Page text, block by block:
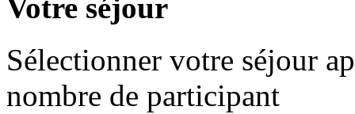
Votre séjour
Sélectionner votre séjour
nombre de participant